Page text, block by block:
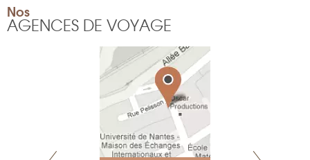
Nos
AGENCES DE VOYAGE